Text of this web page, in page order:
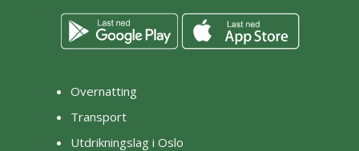
Overnatting
Transport
Utdrikningslag i Oslo